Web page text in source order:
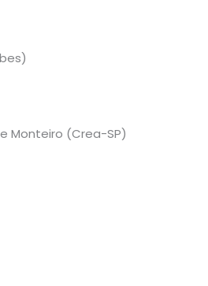
Monteiro (Crea-SP)